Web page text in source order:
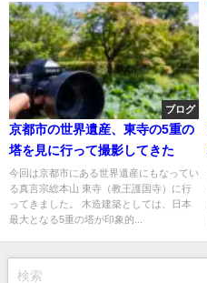
ブログ
京都市の世界遺産、東寺の5重の
塔を見に行って撮影してきた
今回は京都市にある世界遺産にもなってい
る真言宗総本山 東寺（教王護国寺）に行
ってきました。 木造建築としては、日本
最大となる5重の塔が印象的...